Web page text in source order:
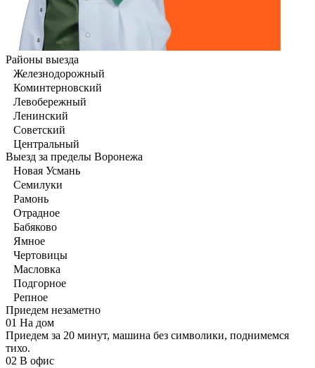
Районы выезда
Железнодорожный
Коминтерновский
Левобережный
Ленинский
Советский
Центральный
Выезд за пределы Воронежа
Новая Усмань
Семилуки
Рамонь
Отрадное
Бабяково
Ямное
Чертовицы
Масловка
Подгорное
Репное
Приедем незаметно
01 На дом
Приедем за 20 минут, машина без символики, поднимемся
тихо.
02 В офис